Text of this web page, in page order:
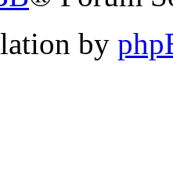
by